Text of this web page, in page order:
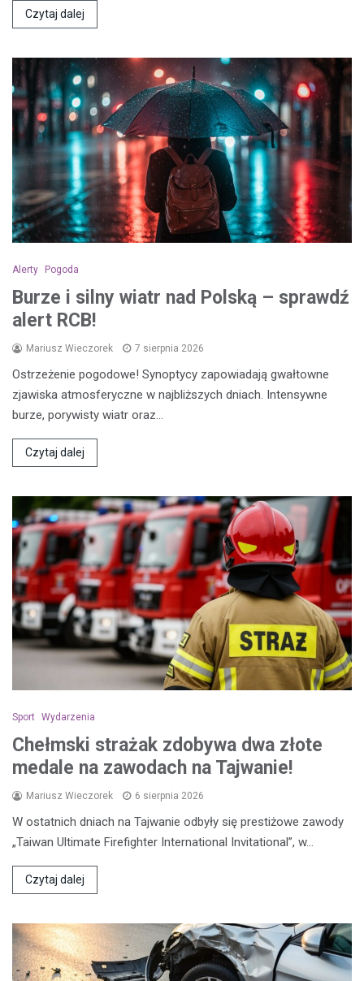
Czytaj dalej
Alerty Pogoda
Burze i silny wiatr nad Polską – sprawdź
alert RCB!
Mariusz Wieczorek 7 sierpnia 2026
Ostrzeżenie pogodowe! Synoptycy zapowiadają gwałtowne
zjawiska atmosferyczne w najbliższych dniach. Intensywne
burze, porywisty wiatr oraz…
Czytaj dalej
Sport Wydarzenia
Chełmski strażak zdobywa dwa złote
medale na zawodach na Tajwanie!
Mariusz Wieczorek 6 sierpnia 2026
W ostatnich dniach na Tajwanie odbyły się prestiżowe zawody
„Taiwan Ultimate Firefighter International Invitational”, w…
Czytaj dalej